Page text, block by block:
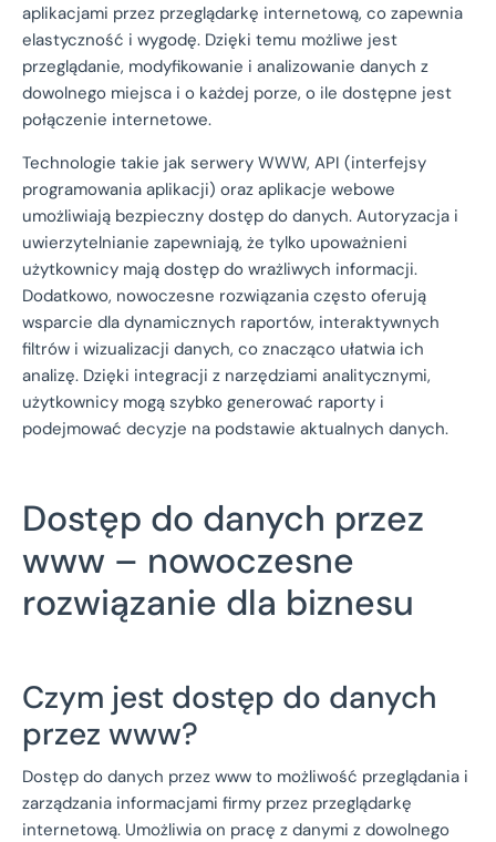
aplikacjami przez przeglądarkę internetową, co zapewnia
elastyczność i wygodę. Dzięki temu możliwe jest
przeglądanie, modyfikowanie i analizowanie danych z
dowolnego miejsca i o każdej porze, o ile dostępne jest
połączenie internetowe.
Technologie takie jak serwery WWW, API (interfejsy
programowania aplikacji) oraz aplikacje webowe
umożliwiają bezpieczny dostęp do danych. Autoryzacja i
uwierzytelnianie zapewniają, że tylko upoważnieni
użytkownicy mają dostęp do wrażliwych informacji.
Dodatkowo, nowoczesne rozwiązania często oferują
wsparcie dla dynamicznych raportów, interaktywnych
filtrów i wizualizacji danych, co znacząco ułatwia ich
analizę. Dzięki integracji z narzędziami analitycznymi,
użytkownicy mogą szybko generować raporty i
podejmować decyzje na podstawie aktualnych danych.
Dostęp do danych przez
www – nowoczesne
rozwiązanie dla biznesu
Czym jest dostęp do danych
przez www?
Dostęp do danych przez www to możliwość przeglądania i
zarządzania informacjami firmy przez przeglądarkę
internetową. Umożliwia on pracę z danymi z dowolnego